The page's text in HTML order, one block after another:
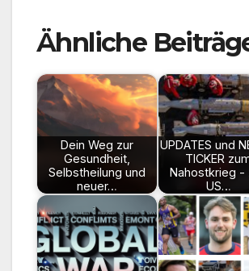
Ähnliche
Dein Weg zur
Gesundheit,
Selbstheilung und
neuer…
UPDATES und
TICKER
Nahostkrieg -
US…